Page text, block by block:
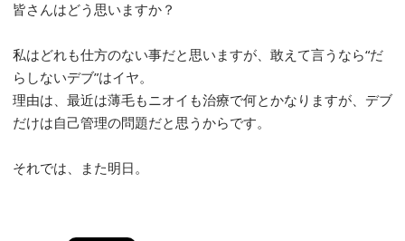
ダイエット
理容室
皆さんはどう思いますか？
私はどれも仕方のない事だと思いますが、敢えて言うなら“だ
らしないデブ”はイヤ。
理由は、最近は薄毛もニオイも治療で何とかなりますが、デブ
だけは自己管理の問題だと思うからです。
それでは、また明日。